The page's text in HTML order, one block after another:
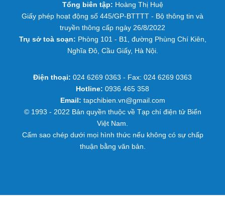
Tổng biên tập: Hoàng Thị Huệ
Giấy phép hoạt động số 445/GP-BTTTT - Bộ thông tin và
truyền thông cấp ngày 26/8/2022
Trụ sở toà soạn: Phòng 101 - B1, đường Phùng Chí Kiên,
Nghĩa Đô, Cầu Giấy, Hà Nội.
Điện thoại: 024 6269 0363 - Fax: 024 6269 0363
Hotline: 0936 465 358
Email: tapchibien.vn@gmail.com
© 1993 - 2022 Bản quyền thuộc về Tạp chí điện tử Biển
Việt Nam.
Cấm sao chép dưới mọi hình thức nếu không có sự chấp
thuận bằng văn bản.